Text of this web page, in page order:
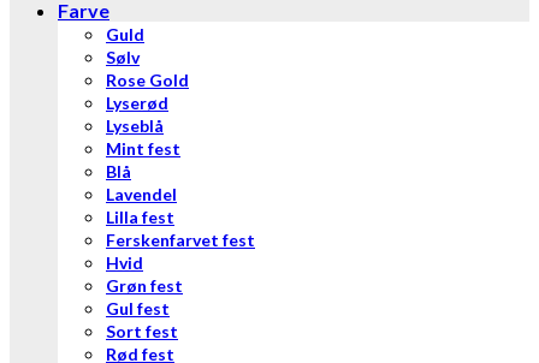
Farve
Guld
Sølv
Rose Gold
Lyserød
Lyseblå
Mint fest
Blå
Lavendel
Lilla fest
Ferskenfarvet fest
Hvid
Grøn fest
Gul fest
Sort fest
Rød fest